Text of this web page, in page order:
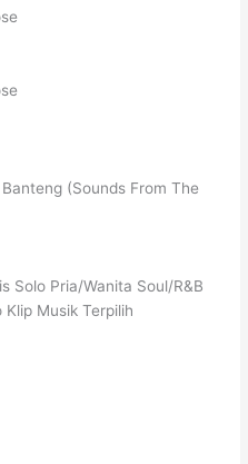
(Sounds From The
Solo Pria/Wanita Soul/R&B
Musik Terpilih